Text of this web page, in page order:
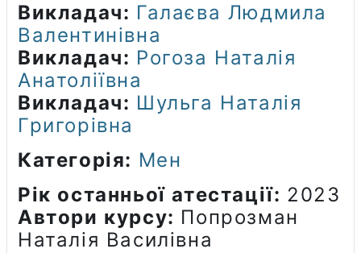
Викладач: Галаєва Людмила
Валентинівна
Викладач: Рогоза Наталія
Анатоліївна
Викладач: Шульга Наталія
Григорівна
Категорія: Мен
Рік останньої атестації: 2023
Автори курсу: Попрозман
Наталія Василівна